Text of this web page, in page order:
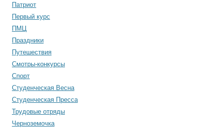
Патриот
Первый курс
ПМЦ
Праздники
Путешествия
Смотры-конкурсы
Спорт
Студенческая Весна
Студенческая Пресса
Трудовые отряды
Черноземочка